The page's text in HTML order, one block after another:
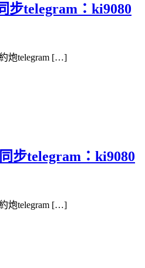
步telegram：ki9080
炮telegram […]
步telegram：ki9080
炮telegram […]